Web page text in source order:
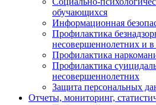
обучающихся
Информационная
Профилактика
несовершеннолетних и
Профилактика
Профилактика
несовершеннолетних
Защита персональных
Отчеты, мониторинг,